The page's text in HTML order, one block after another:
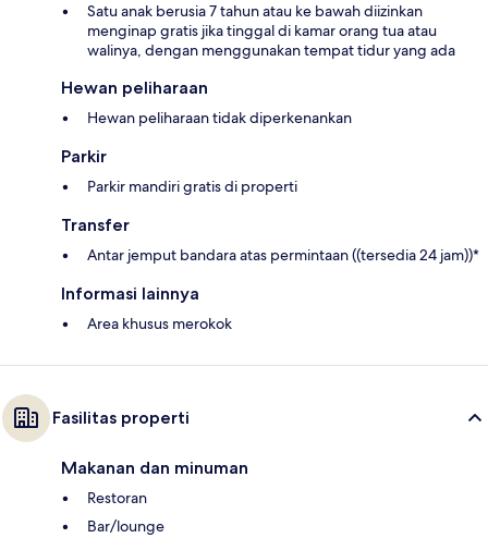
Satu anak berusia 7 tahun atau ke bawah diizinkan
menginap gratis jika tinggal di kamar orang tua atau
walinya, dengan menggunakan tempat tidur yang ada
Hewan peliharaan
Hewan peliharaan tidak diperkenankan
Parkir
Parkir mandiri gratis di properti
Transfer
Antar jemput bandara atas permintaan ((tersedia 24 jam))*
Informasi lainnya
Area khusus merokok
Fasilitas properti
Makanan dan minuman
Restoran
Bar/lounge